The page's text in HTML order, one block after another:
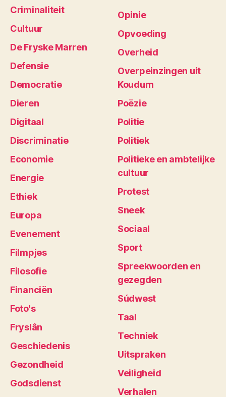
Criminaliteit
Cultuur
De Fryske Marren
Defensie
Democratie
Dieren
Digitaal
Discriminatie
Economie
Energie
Ethiek
Europa
Evenement
Filmpjes
Filosofie
Financiën
Foto's
Fryslân
Geschiedenis
Gezondheid
Godsdienst
Opinie
Opvoeding
Overheid
Overpeinzingen uit
Koudum
Poëzie
Politie
Politiek
Politieke en ambtelijke
cultuur
Protest
Sneek
Sociaal
Sport
Spreekwoorden en
gezegden
Súdwest
Taal
Techniek
Uitspraken
Veiligheid
Verhalen